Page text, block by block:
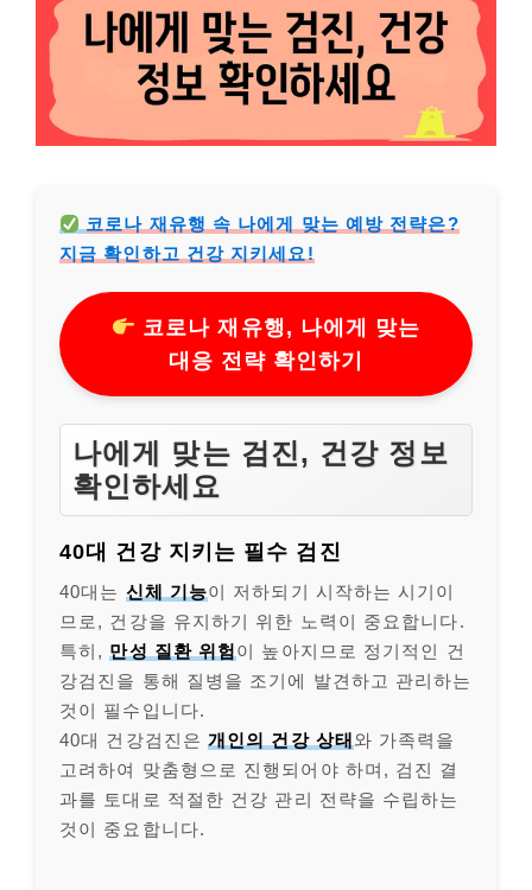
코로나 재유행 속 나에게 맞는 예방 전략은?
지금 확인하고 건강 지키세요!
코로나 재유행, 나에게 맞는
대응 전략 확인하기
나에게 맞는 검진, 건강 정보
확인하세요
40대 건강 지키는 필수 검진
40대는 신체 기능이 저하되기 시작하는 시기이
므로, 건강을 유지하기 위한 노력이 중요합니다.
특히, 만성 질환 위험 이 높아지므로 정기적인 건
강검진을 통해 질병을 조기에 발견하고 관리하는
것이 필수입니다.
40대 건강검진은 개인의 건강 상태 와 가족력을
고려하여 맞춤형으로 진행되어야 하며, 검진 결
과를 토대로 적절한 건강 관리 전략을 수립하는
것이 중요합니다.